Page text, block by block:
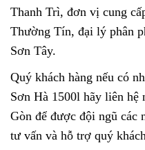
Thanh Trì, đơn vị cung
Thường Tín, đại lý phân
Sơn Tây.
Quý khách hàng nếu có
Sơn Hà 1500l hãy liên hệ
Gòn để được đội ngũ các
tư vấn và hỗ trợ quý